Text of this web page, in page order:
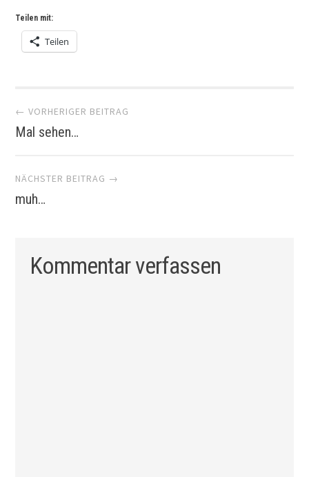
Teilen mit:
Teilen
Artikel-
Navigation
← VORHERIGER BEITRAG
Mal sehen…
NÄCHSTER BEITRAG →
muh…
Kommentar verfassen